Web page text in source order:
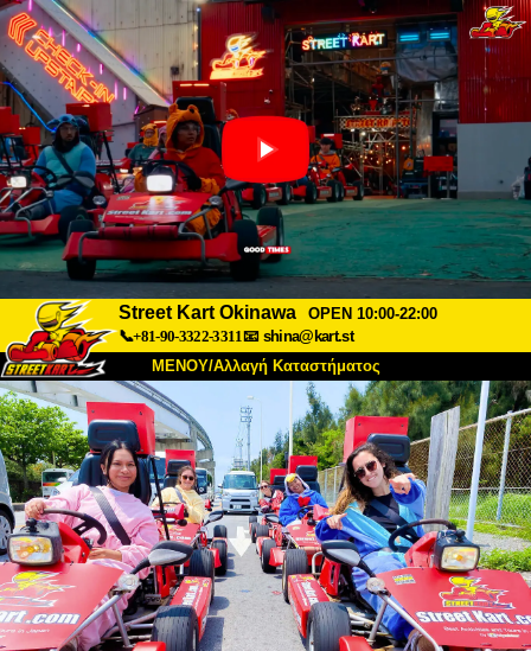
Street Kart Okinawa
OPEN 10:00-22:00
📞+81-90-3322-3311📧 shina@kart.st
ΜΕΝΟΥ/Αλλαγή Καταστήματος
ΚΥΡΙΩΣ
Σχετικά Προδιαγραφές Τιμές
Πρόσβαση Αναφορές Συχνές Ερωτήσεις
Εταιρεία Κράτηση
Αλλαγή Καταστήματος
Τόκιο Σινάγαουα #1 Τόκιο Ακίχαμπαρα #1